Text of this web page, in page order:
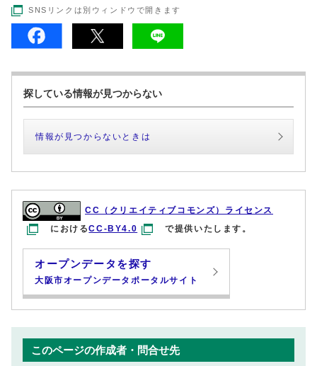
SNSリンクは別ウィンドウで開きます
探している情報が見つからない
情報が見つからないときは
CC（クリエイティブコモンズ）ライセンス
におけるCC-BY4.0 で提供いたします。
オープンデータを探す
大阪市オープンデータポータルサイト
このページの作成者・問合せ先